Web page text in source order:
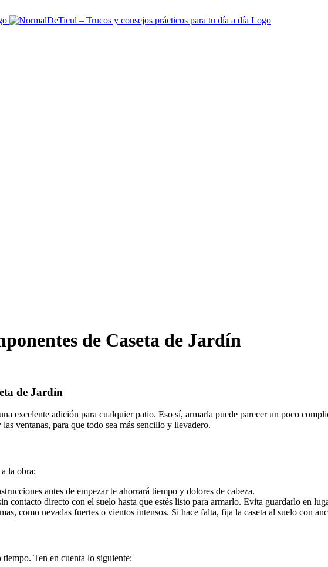
de Caseta de Jardín
de Jardín
excelente adición para cualquier patio. Eso sí, armarla puede parecer un poco
ventanas, para que todo sea más sencillo y llevadero.
la obra:
antes de empezar te ahorrará tiempo y dolores de cabeza.
contacto directo con el suelo hasta que estés listo para armarlo. Evita guardarlo en
como nevadas fuertes o vientos intensos. Si hace falta, fija la caseta al suelo con
tiempo. Ten en cuenta lo siguiente: